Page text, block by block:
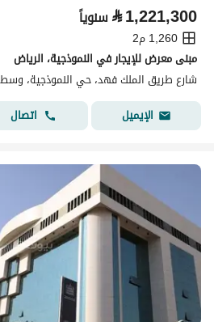
⃁1,221,300 سنوياً
1,260 م2
مبنى معرض للإيجار في النموذجية، الرياض
شارع طريق الملك فهد، حي النموذجية، وسط
الإيميل
اتصال